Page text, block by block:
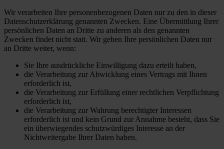
Wir verarbeiten Ihre personenbezogenen Daten nur zu den in dieser
Datenschutzerklärung genannten Zwecken. Eine Übermittlung Ihrer
persönlichen Daten an Dritte zu anderen als den genannten
Zwecken findet nicht statt. Wir geben Ihre persönlichen Daten nur
an Dritte weiter, wenn:
Sie Ihre ausdrückliche Einwilligung dazu erteilt haben,
die Verarbeitung zur Abwicklung eines Vertrags mit Ihnen
erforderlich ist,
die Verarbeitung zur Erfüllung einer rechtlichen Verpflichtung
erforderlich ist,
die Verarbeitung zur Wahrung berechtigter Interessen
erforderlich ist und kein Grund zur Annahme besteht, dass Sie
ein überwiegendes schutzwürdiges Interesse an der
Nichtweitergabe Ihrer Daten haben.